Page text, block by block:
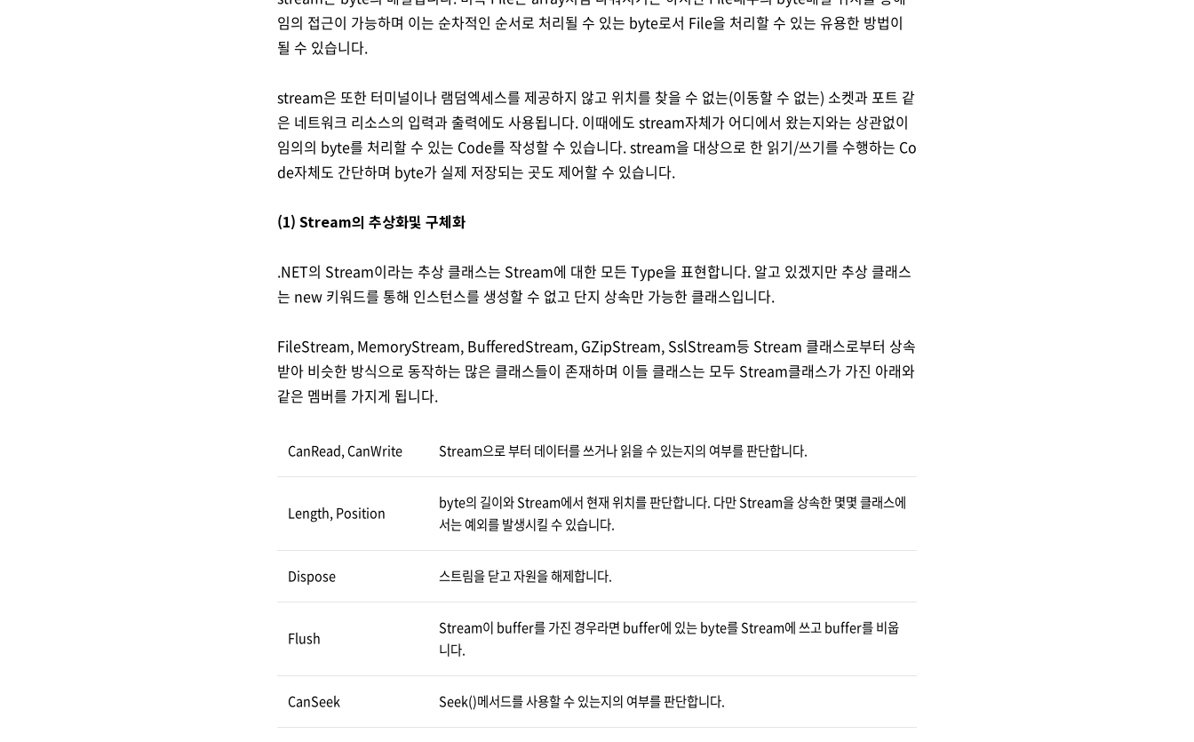
임의 접근이 가능하며 이는 순차적인 순서로 처리될 수 있는 byte로서 File을 처리할 수 있는 유용한 방법이
될 수 있습니다.
stream은 또한 터미널이나 램덤엑세스를 제공하지 않고 위치를 찾을 수 없는(이동할 수 없는) 소켓과 포트 같
은 네트워크 리소스의 입력과 출력에도 사용됩니다. 이때에도 stream자체가 어디에서 왔는지와는 상관없이
임의의 byte를 처리할 수 있는 Code를 작성할 수 있습니다. stream을 대상으로 한 읽기/쓰기를 수행하는 Co
de자체도 간단하며 byte가 실제 저장되는 곳도 제어할 수 있습니다.
(1) Stream의 추상화및 구체화
.NET의 Stream이라는 추상 클래스는 Stream에 대한 모든 Type을 표현합니다. 알고 있겠지만 추상 클래스
는 new 키워드를 통해 인스턴스를 생성할 수 없고 단지 상속만 가능한 클래스입니다.
FileStream, MemoryStream, BufferedStream, GZipStream, SslStream등 Stream 클래스로부터 상속
받아 비슷한 방식으로 동작하는 많은 클래스들이 존재하며 이들 클래스는 모두 Stream클래스가 가진 아래와
같은 멤버를 가지게 됩니다.
CanRead, CanWrite Stream으로 부터 데이터를 쓰거나 읽을 수 있는지의 여부를 판단합니다.
Length, Position
byte의 길이와 Stream에서 현재 위치를 판단합니다. 다만 Stream을 상속한 몇몇 클래스에
서는 예외를 발생시킬 수 있습니다.
Dispose 스트림을 닫고 자원을 해제합니다.
Flush
Stream이 buffer를 가진 경우라면 buffer에 있는 byte를 Stream에 쓰고 buffer를 비웁
니다.
CanSeek Seek()메서드를 사용할 수 있는지의 여부를 판단합니다.